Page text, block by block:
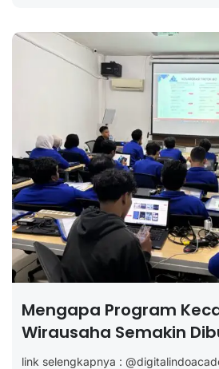
Mengapa Program
Wirausaha Semakin
link selengkapnya :